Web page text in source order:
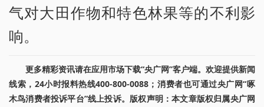
气对大田作物和特色林果等的不利影
响。
更多精彩资讯请在应用市场下载“央广网”客户端。欢迎提供新闻
线索，24小时报料热线400-800-0088；消费者也可通过央广网“啄
木鸟消费者投诉平台”线上投诉。版权声明：本文章版权归属央广网